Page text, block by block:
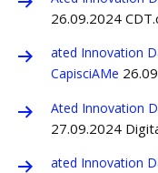
26.09.2024
ated Innovation
CapisciAMe
Ated Innovation
27.09.2024
ated Innovation